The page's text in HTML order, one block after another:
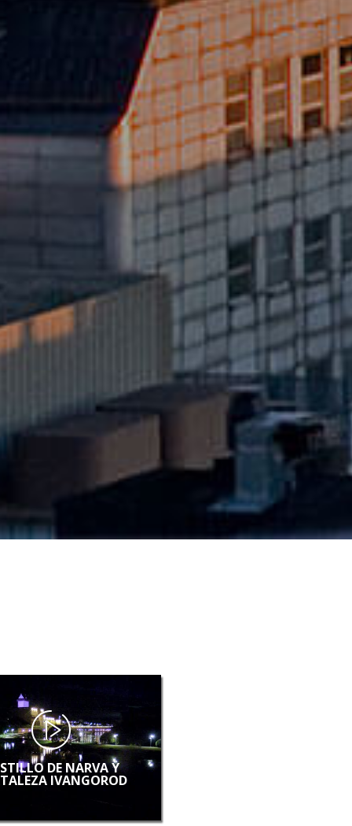
DE NARVA Y
IVANGOROD